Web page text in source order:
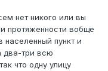
нет никого или вы
протяженности вобще
населенный пункт и
два-три всю
что одну улицу